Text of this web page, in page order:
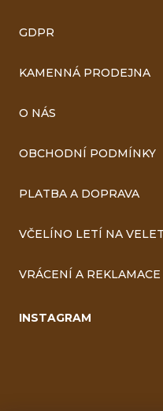
GDPR
KAMENNÁ PRODEJNA
O NÁS
OBCHODNÍ PODMÍNKY
PLATBA A DOPRAVA
VČELÍNO LETÍ NA
VRÁCENÍ A REKLAMACE
INSTAGRAM